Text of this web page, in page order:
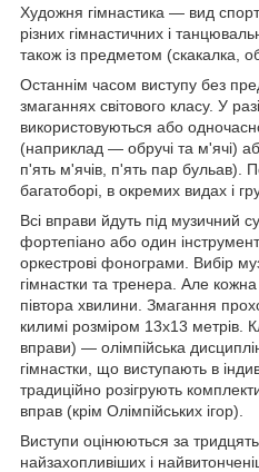
Художня гімнастика — вид
різних гімнастичних і
також із предметом (скакалка,
Останнім часом виступу без
змаганнях світового класу. У
використовуються або
(наприклад — обручі та м'ячі)
п'ять м'ячів, п'ять пар бульав).
багатоборі, в окремих видах і
Всі вправи йдуть під музичний
фортепіано або один
оркестрові фонограми. Вибір
гімнастки та тренера. Але
півтора хвилини. Змагання
килимі розміром 13х13 метрів.
вправи) — олімпійська
гімнастки, що виступають в
традиційно розігрують
вправ (крім Олімпійських ігор).
Виступи оцінюються за
найзахопливіших і